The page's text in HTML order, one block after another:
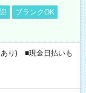
ブランクOK
り) ■現金日払いも